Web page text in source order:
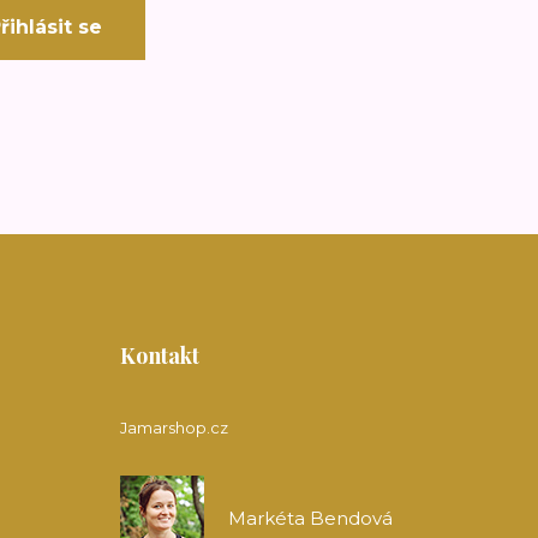
se
Kontakt
Jamarshop.cz
Markéta Bendová